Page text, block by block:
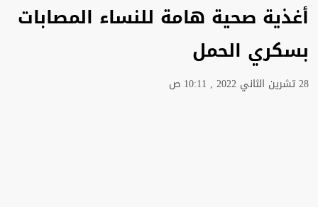
أغذية صحية هامة للنساء المصابات
بسكري الحمل
28 تشرين الثاني 2022 , 10:11 ص